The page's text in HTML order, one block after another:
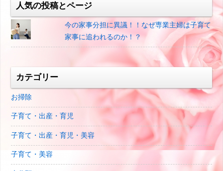
人気の投稿とページ
今の家事分担に異議！！なぜ専業主婦は子育て
家事に追われるのか！？
カテゴリー
お掃除
子育て・出産・育児
子育て・出産・育児・美容
子育て・美容